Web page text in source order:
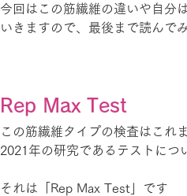
今回はこの筋繊維の違いや自分
いきますので、最後まで読んで
Rep Max Test
この筋繊維タイプの検査はこれ
2021年の研究であるテストにつ
それは「Rep Max Test」です